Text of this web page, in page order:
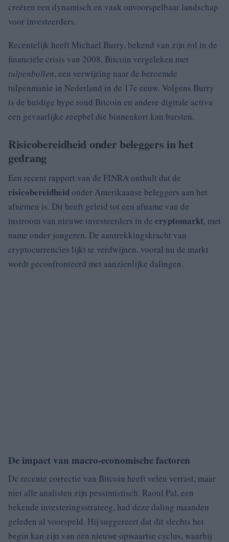
creëren een dynamisch en vaak onvoorspelbaar landschap
voor investeerders.
Recentelijk heeft Michael Burry, bekend van zijn rol in de
financiële crisis van 2008, Bitcoin vergeleken met
tulpenbollen, een verwijzing naar de beroemde
tulpenmanie in Nederland in de 17e eeuw. Volgens Burry
is de huidige hype rond Bitcoin en andere digitale activa
een gevaarlijke zeepbel die binnenkort kan barsten.
Risicobereidheid onder beleggers in het
gedrang
Een recent rapport van de FINRA onthult dat de
risicobereidheidonder Amerikaanse beleggers aan het
afnemen is. Dit heeft geleid tot een afname van de
instroom van nieuwe investeerders in de cryptomarkt, met
name onder jongeren. De aantrekkingskracht van
cryptocurrencies lijkt te verdwijnen, vooral nu de markt
wordt geconfronteerd met aanzienlijke dalingen.
De impact van macro-economische factoren
De recente correctie van Bitcoin heeft velen verrast, maar
niet alle analisten zijn pessimistisch. Raoul Pal, een
bekende investeringsstrateeg, had deze daling maanden
geleden al voorspeld. Hij suggereert dat dit slechts het
begin kan zijn van een nieuwe opwaartse cyclus, waarbij